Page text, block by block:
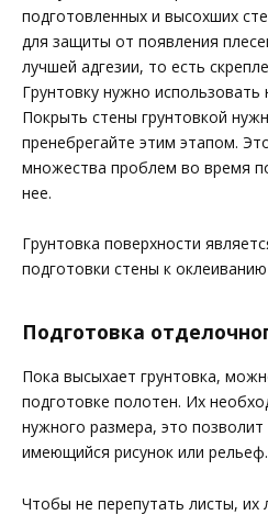
подготовленных и высохших
для защиты от появления
лучшей адгезии, то есть
Грунтовку нужно использовать
Покрыть стены грунтовкой
пренебрегайте этим этапом.
множества проблем во время
нее.
Грунтовка поверхности
подготовки стены к
Подготовка
Пока высыхает грунтовка,
подготовке полотен. Их
нужного размера, это
имеющийся рисунок или рельеф.
Чтобы не перепутать листы, их